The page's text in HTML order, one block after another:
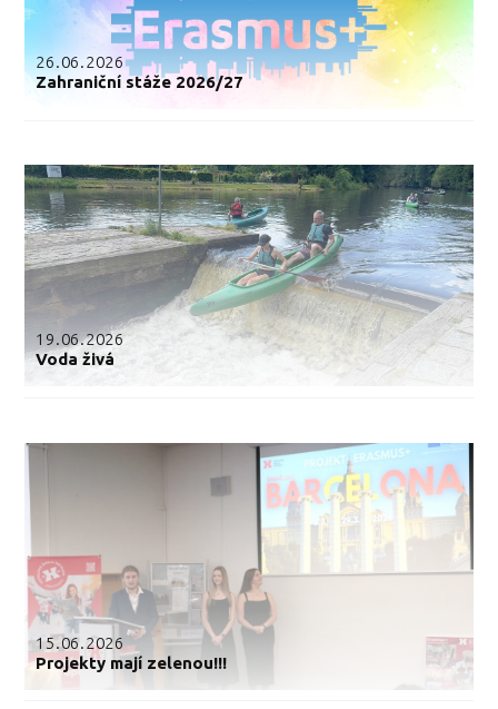
26.06.2026
Zahraniční stáže 2026/27
19.06.2026
Voda živá
15.06.2026
Projekty mají zelenou!!!